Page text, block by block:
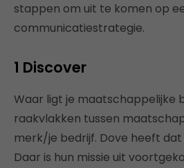
stappen om uit te komen op
communicatiestrategie.
1 Discover
Waar ligt je maatschappelijke
raakvlakken tussen
merk/je bedrijf. Dove heeft
Daar is hun missie uit